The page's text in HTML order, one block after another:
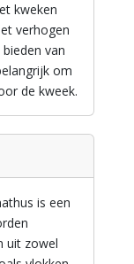
kweken
verhogen
van
om
de kweek.
is een
uit zowel